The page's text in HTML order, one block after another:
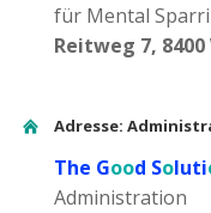
für Mental
Reitweg 7,
Adresse:
The Good Soluti
Administration